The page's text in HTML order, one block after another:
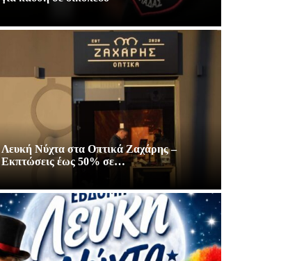
Λευκή Νύχτα στα Οπτικά Ζαχάρης –
Εκπτώσεις έως 50% σε…